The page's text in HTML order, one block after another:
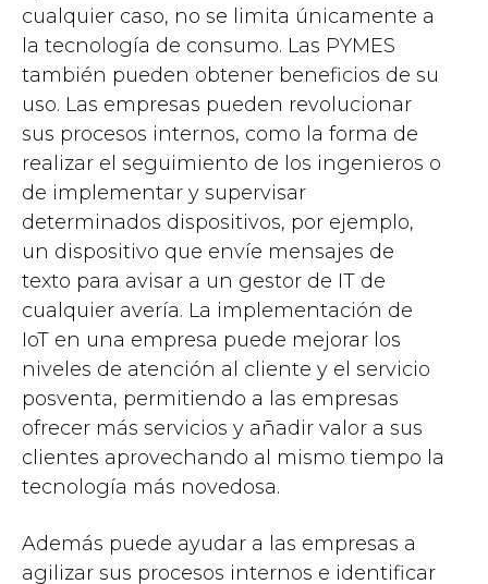
cualquier caso, no se limita únicamente a
la tecnología de consumo. Las PYMES
también pueden obtener beneficios de su
uso. Las empresas pueden revolucionar
sus procesos internos, como la forma de
realizar el seguimiento de los ingenieros o
de implementar y supervisar
determinados dispositivos, por ejemplo,
un dispositivo que envíe mensajes de
texto para avisar a un gestor de IT de
cualquier avería. La implementación de
IoT en una empresa puede mejorar los
niveles de atención al cliente y el servicio
posventa, permitiendo a las empresas
ofrecer más servicios y añadir valor a sus
clientes aprovechando al mismo tiempo la
tecnología más novedosa.
Además puede ayudar a las empresas a
agilizar sus procesos internos e identificar